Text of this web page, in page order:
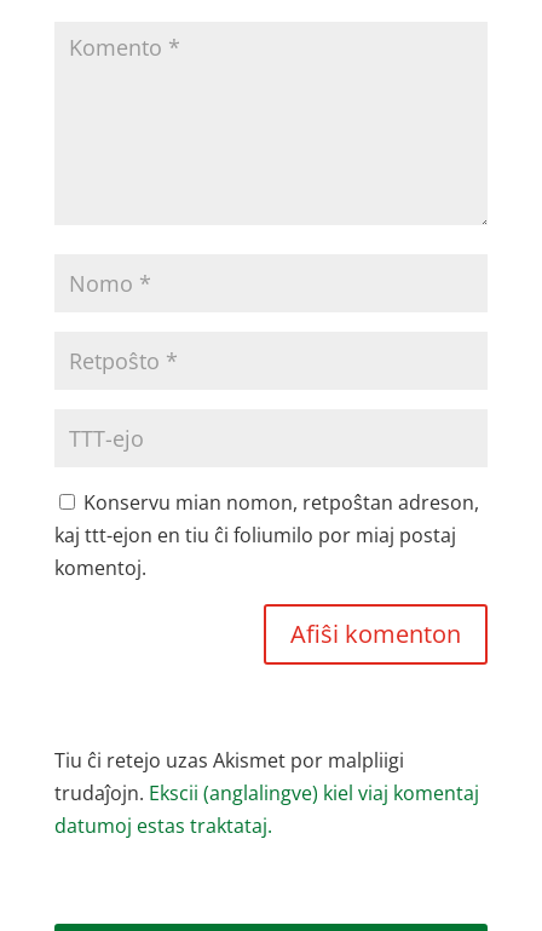
Konservu mian nomon, retpoŝtan adreson,
kaj ttt-ejon en tiu ĉi foliumilo por miaj postaj
komentoj.
Tiu ĉi retejo uzas Akismet por malpliigi
trudaĵojn. Ekscii (anglalingve) kiel viaj komentaj
datumoj estas traktataj.